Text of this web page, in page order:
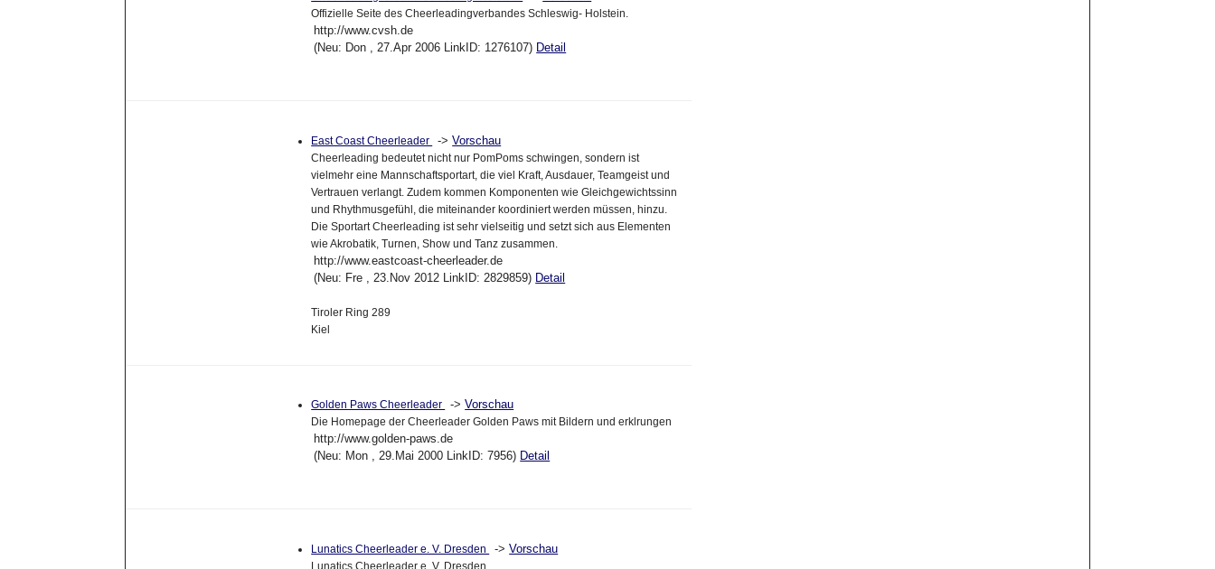
Offizielle Seite des Cheerleadingverbandes Schleswig- Holstein.
http://www.cvsh.de
(Neu: Don , 27.Apr 2006 LinkID: 1276107) Detail
East Coast Cheerleader ->Vorschau
Cheerleading bedeutet nicht nur PomPoms schwingen, sondern ist
vielmehr eine Mannschaftsportart, die viel Kraft, Ausdauer, Teamgeist und
Vertrauen verlangt. Zudem kommen Komponenten wie Gleichgewichtssinn
und Rhythmusgefühl, die miteinander koordiniert werden müssen, hinzu.
Die Sportart Cheerleading ist sehr vielseitig und setzt sich aus Elementen
wie Akrobatik, Turnen, Show und Tanz zusammen.
http://www.eastcoast-cheerleader.de
(Neu: Fre , 23.Nov 2012 LinkID: 2829859) Detail
Tiroler Ring 289
Kiel
Golden Paws Cheerleader ->Vorschau
Die Homepage der Cheerleader Golden Paws mit Bildern und erklrungen
http://www.golden-paws.de
(Neu: Mon , 29.Mai 2000 LinkID: 7956) Detail
Lunatics Cheerleader e. V. Dresden ->Vorschau
Lunatics Cheerleader e. V. Dresden